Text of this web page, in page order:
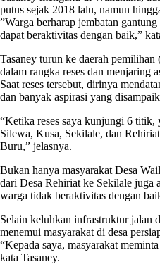
putus sejak 2018 lalu, namun
”Warga berharap jembatan
dapat beraktivitas dengan baik,”
Tasaney turun ke daerah
dalam rangka reses dan menjaring
Saat reses tersebut, dirinya
dan banyak aspirasi yang
“Ketika reses saya kunjungi 6 titik,
Silewa, Kusa, Sekilale, dan
Buru,” jelasnya.
Bukan hanya masyarakat Desa
dari Desa Rehiriat ke Sekilale juga
warga tidak beraktivitas dengan
Selain keluhkan infrastruktur jalan
menemui masyarakat di desa
“Kepada saya, masyarakat
kata Tasaney.